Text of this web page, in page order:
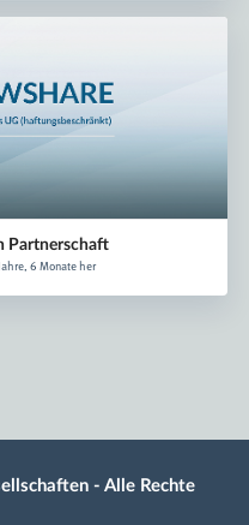
Partnerschaft
6 Monate her
- Alle Rechte